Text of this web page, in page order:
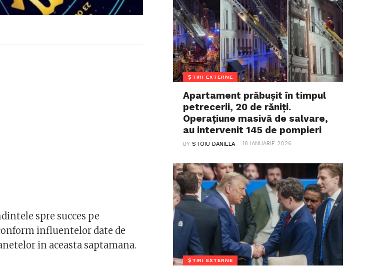
spre succes pe
influentelor date de
in aceasta saptamana.
ȘTIRI EXTERNE
Apartament prăbușit în timpul
petrecerii, 20 de răniți.
Operațiune masivă de salvare,
au intervenit 145 de pompieri
BYSTOIU DANIELA 18 IANUARIE 2026
ȘTIRI EXTERNE